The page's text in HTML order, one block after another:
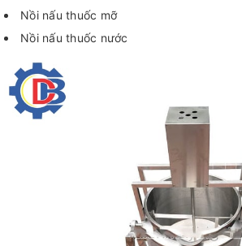
Nồi nấu thuốc mỡ
Nồi nấu thuốc nước